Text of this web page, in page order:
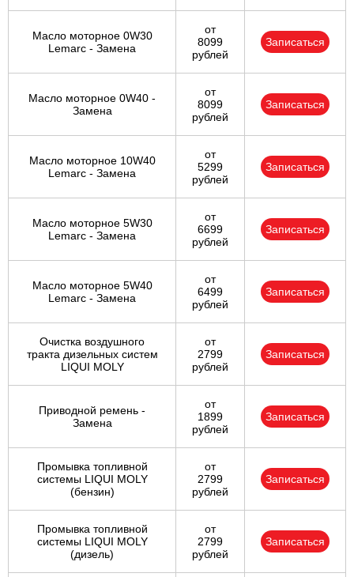
Масло моторное 0W30
Lemarc - Замена
от
8099
рублей
Записаться
Масло моторное 0W40 -
Замена
от
8099
рублей
Записаться
Масло моторное 10W40
Lemarc - Замена
от
5299
рублей
Записаться
Масло моторное 5W30
Lemarc - Замена
от
6699
рублей
Записаться
Масло моторное 5W40
Lemarc - Замена
от
6499
рублей
Записаться
Очистка воздушного
тракта дизельных систем
LIQUI MOLY
от
2799
рублей
Записаться
Приводной ремень -
Замена
от
1899
рублей
Записаться
Промывка топливной
системы LIQUI MOLY
(бензин)
от
2799
рублей
Записаться
Промывка топливной
системы LIQUI MOLY
(дизель)
от
2799
рублей
Записаться